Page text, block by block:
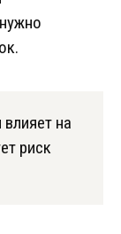
на
риск